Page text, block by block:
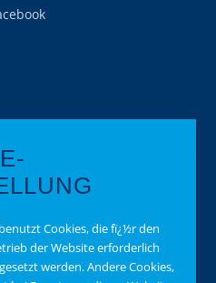
Cookies, die fï¿½r den
der Website erforderlich
werden. Andere Cookies,